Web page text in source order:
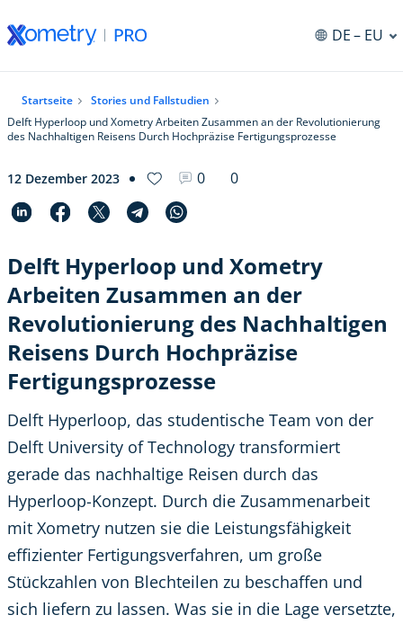
DE– EU
Startseite
Stories und Fallstudien
Delft Hyperloop und Xometry Arbeiten Zusammen an der Revolutionierung
des Nachhaltigen Reisens Durch Hochpräzise Fertigungsprozesse
12 Dezember 2023 0 0
Delft Hyperloop und Xometry
Arbeiten Zusammen an der
Revolutionierung des Nachhaltigen
Reisens Durch Hochpräzise
Fertigungsprozesse
Delft Hyperloop, das studentische Team von der
Delft University of Technology transformiert
gerade das nachhaltige Reisen durch das
Hyperloop-Konzept. Durch die Zusammenarbeit
mit Xometry nutzen sie die Leistungsfähigkeit
effizienter Fertigungsverfahren, um große
Stückzahlen von Blechteilen zu beschaffen und
sich liefern zu lassen. Was sie in die Lage versetzte,